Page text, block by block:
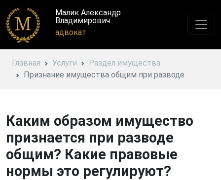
Малик Александр
Владимирович
адвокат
Главная Услуги
Раздел имущества
Признание имущества общим при разводе
Каким образом имущество
признается при разводе
общим? Какие правовые
нормы это регулируют?